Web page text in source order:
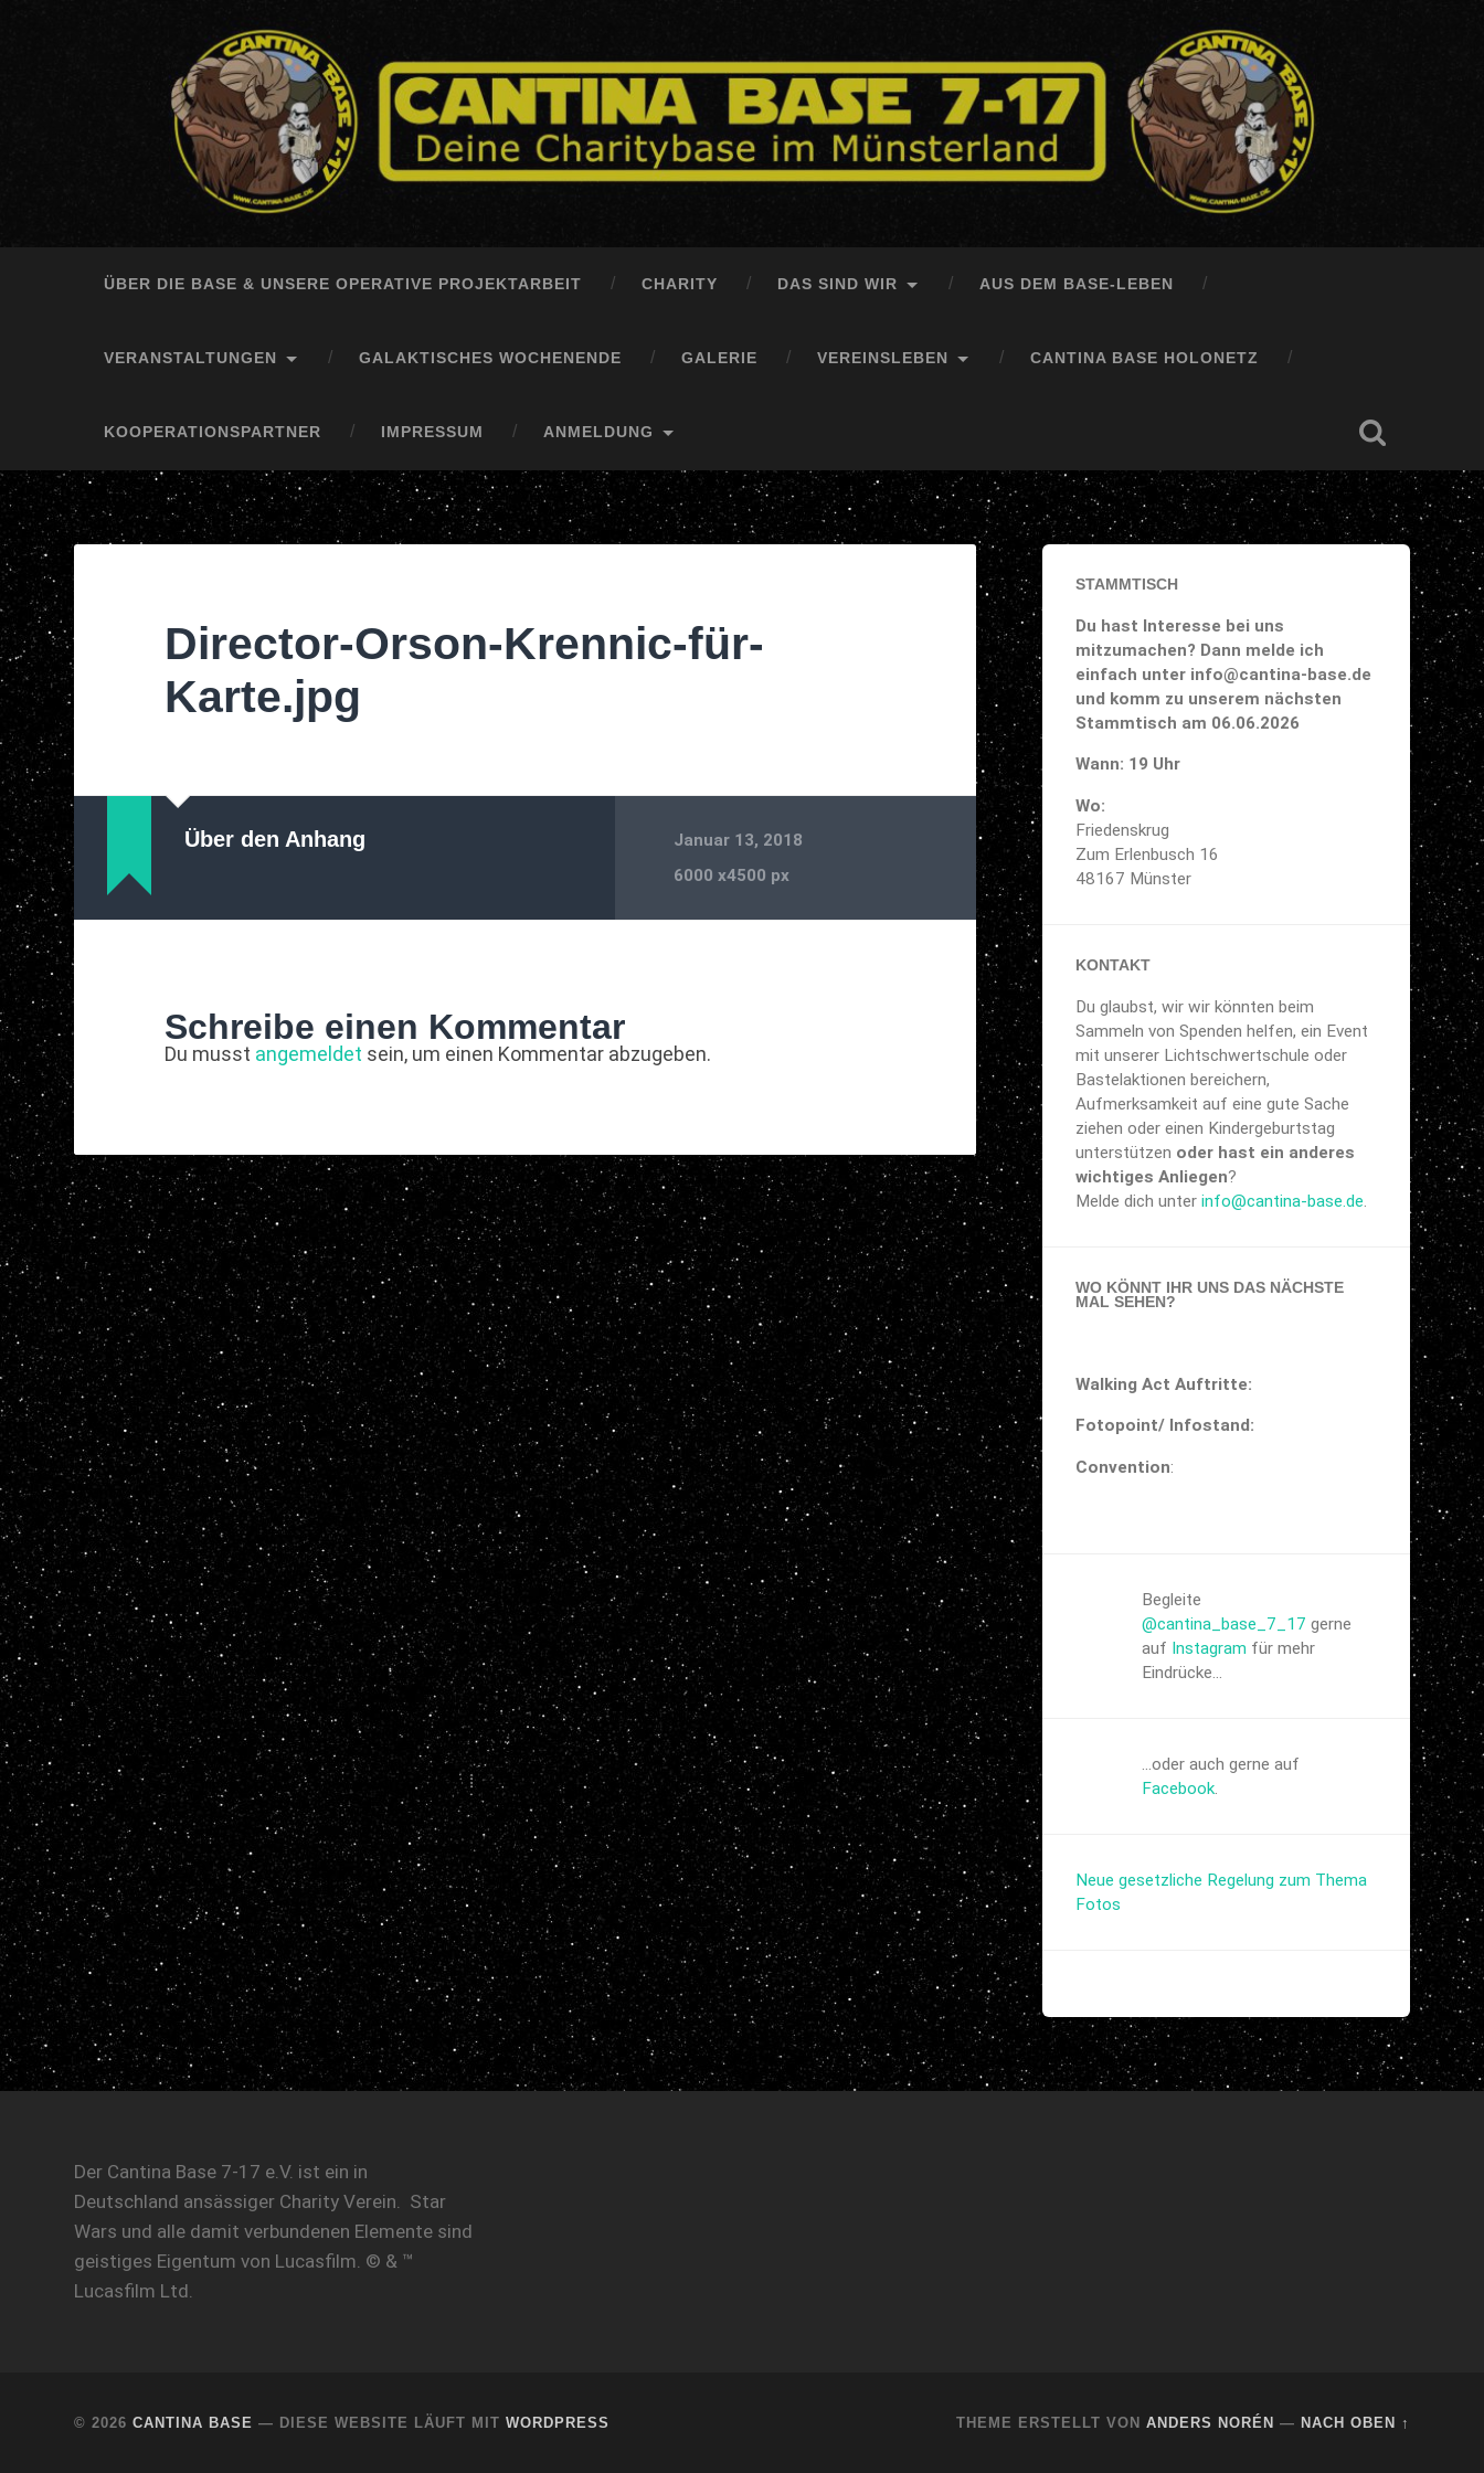
ÜBER DIE BASE & UNSERE OPERATIVE PROJEKTARBEIT CHARITY DAS SIND WIR AUS DEM BASE-LEBEN
VERANSTALTUNGEN GALAKTISCHES WOCHENENDE GALERIE VEREINSLEBEN CANTINA BASE HOLONETZ
KOOPERATIONSPARTNER IMPRESSUM ANMELDUNG
Director-Orson-Krennic-für-
Karte.jpg
Über den Anhang
Januar 13, 2018
6000x4500 px
Schreibe einen Kommentar
Du musst angemeldet sein, um einen Kommentar abzugeben.
STAMMTISCH
Du hast Interesse bei uns
mitzumachen? Dann melde ich
einfach unter info@cantina-base.de
und komm zu unserem nächsten
Stammtisch am 06.06.2026
Wann: 19 Uhr
Wo:
Friedenskrug
Zum Erlenbusch 16
48167 Münster
KONTAKT
Du glaubst, wir wir könnten beim
Sammeln von Spenden helfen, ein Event
mit unserer Lichtschwertschule oder
Bastelaktionen bereichern,
Aufmerksamkeit auf eine gute Sache
ziehen oder einen Kindergeburtstag
unterstützen oder hast ein anderes
wichtiges Anliegen?
Melde dich unterinfo@cantina-base.de.
WO KÖNNT IHR UNS DAS NÄCHSTE
MAL SEHEN?
Walking Act Auftritte:
Fotopoint/ Infostand:
Convention:
Begleite
@cantina_base_7_17 gerne
auf Instagram für mehr
Eindrücke...
...oder auch gerne auf
Facebook.
Neue gesetzliche Regelung zum Thema
Fotos
Der Cantina Base 7-17 e.V. ist ein in
Deutschland ansässiger Charity Verein. Star
Wars und alle damit verbundenen Elemente sind
geistiges Eigentum von Lucasfilm. © & ™
Lucasfilm Ltd.
© 2026CANTINA BASE — DIESE WEBSITE LÄUFT MITWORDPRESS THEME ERSTELLT VON ANDERS NORÉN — NACH OBEN ↑